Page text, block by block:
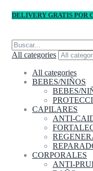
DELIVERY GRATIS POR
All categories
All categories
BEBES/NIÑOS
BEBES/
CAPILARES
ANTI-
CORPORALES
ANTI-